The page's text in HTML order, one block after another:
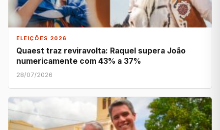
ELEIÇÕES 2026
Quaest traz reviravolta: Raquel supera João
numericamente com 43% a 37%
28/07/2026